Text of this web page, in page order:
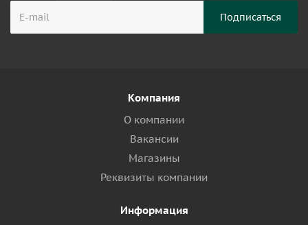
Компания
О компании
Вакансии
Магазины
Реквизиты компании
Информация